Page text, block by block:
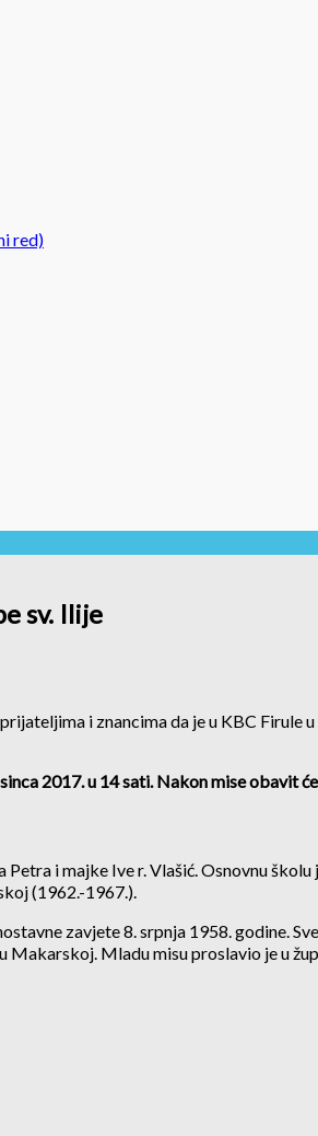
red)
sv. Ilije
i znancima da je u KBC Firule
2017. u 14 sati. Nakon mise obavit
i majke Ive r. Vlašić. Osnovnu
(1962.-1967.).
zavjete 8. srpnja 1958. godine.
Mladu misu proslavio je u